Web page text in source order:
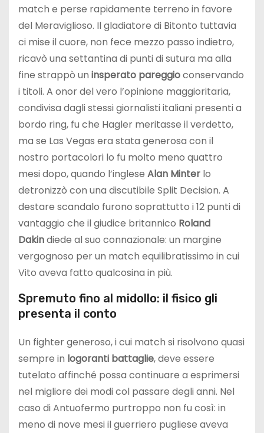
match e perse rapidamente terreno in favore
del Meraviglioso. Il gladiatore di Bitonto tuttavia
ci mise il cuore, non fece mezzo passo indietro,
ricavò una settantina di punti di sutura ma alla
fine strappò un insperato pareggioconservando
i titoli. A onor del vero l’opinione maggioritaria,
condivisa dagli stessi giornalisti italiani presenti a
bordo ring, fu che Hagler meritasse il verdetto,
ma se Las Vegas era stata generosa con il
nostro portacolori lo fu molto meno quattro
mesi dopo, quando l’inglese Alan Minter lo
detronizzò con una discutibile Split Decision. A
destare scandalo furono soprattutto i 12 punti di
vantaggio che il giudice britannico Roland
Dakindiede al suo connazionale: un margine
vergognoso per un match equilibratissimo in cui
Vito aveva fatto qualcosina in più.
Spremuto fino al midollo: il fisico gli
presenta il conto
Un fighter generoso, i cui match si risolvono quasi
sempre in logoranti battaglie, deve essere
tutelato affinché possa continuare a esprimersi
nel migliore dei modi col passare degli anni. Nel
caso di Antuofermo purtroppo non fu così: in
meno di nove mesi il guerriero pugliese aveva